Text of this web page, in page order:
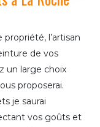
l’artisan
de vos
un large choix
proposerai.
je saurai
vos goûts et